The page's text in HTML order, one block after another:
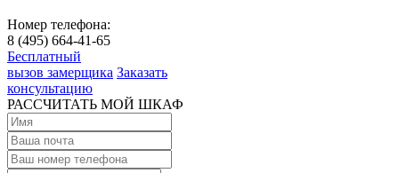
Номер телефона:
8 (495) 664-41-65
Бесплатный
вызов замерщика Заказать
консультацию
РАССЧИТАТЬ МОЙ ШКАФ